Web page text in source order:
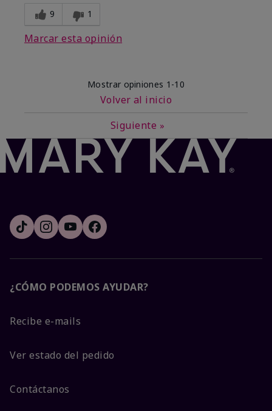
9 1
Marcar esta opinión
Mostrar opiniones 1-10
Volver al inicio
Siguiente »
¿CÓMO PODEMOS AYUDAR?
Recibe e-mails
Ver estado del pedido
Contáctanos